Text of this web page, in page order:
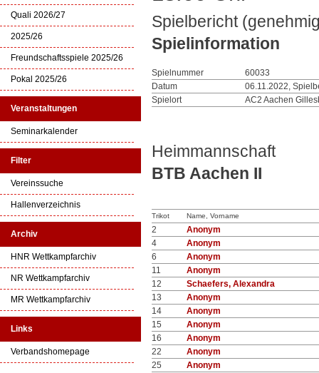
Quali 2026/27
2025/26
Freundschaftsspiele 2025/26
Pokal 2025/26
Veranstaltungen
Seminarkalender
Filter
Vereinssuche
Hallenverzeichnis
Archiv
HNR Wettkampfarchiv
NR Wettkampfarchiv
MR Wettkampfarchiv
Links
Verbandshomepage
Spielbericht
Spielinformation
Spielnummer
60033
Datum
06.11.2022,
Spielort
AC2 Aachen
Heimmannschaft
BTB Aachen II
Trikot Name, Vorname
2
Anonym
4
Anonym
6
Anonym
11
Anonym
12
Schaefers, Alexandra
13
Anonym
14
Anonym
15
Anonym
16
Anonym
22
Anonym
25
Anonym